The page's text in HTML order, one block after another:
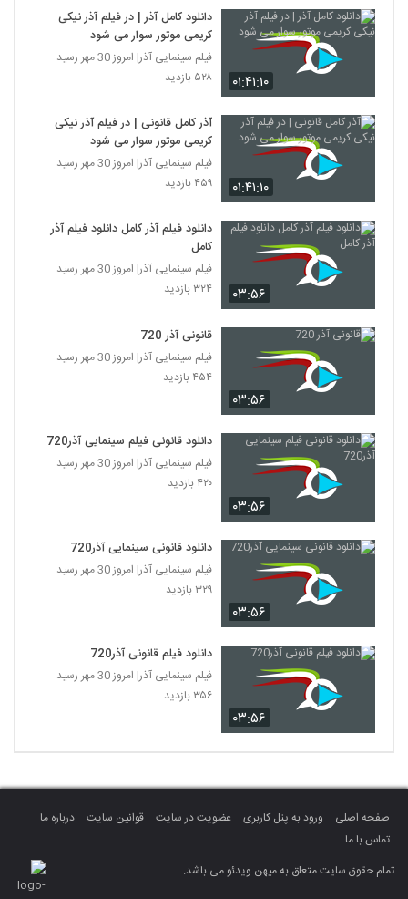
۰۱:۴۱:۱۰
دانلود کامل آذر | در فیلم آذر نیکی
کریمی موتور سوار می شود
فیلم سینمایی آذر| امروز 30 مهر رسید
۵۲۸ بازدید
۰۱:۴۱:۱۰
آذر کامل قانونی | در فیلم آذر نیکی
کریمی موتور سوار می شود
فیلم سینمایی آذر| امروز 30 مهر رسید
۴۵۹ بازدید
۰۳:۵۶
دانلود فیلم آذر کامل دانلود فیلم آذر
کامل
فیلم سینمایی آذر| امروز 30 مهر رسید
۳۲۴ بازدید
۰۳:۵۶
قانونی آذر 720
فیلم سینمایی آذر| امروز 30 مهر رسید
۴۵۴ بازدید
۰۳:۵۶
دانلود قانونی فیلم سینمایی آذر720
فیلم سینمایی آذر| امروز 30 مهر رسید
۴۲۰ بازدید
۰۳:۵۶
دانلود قانونی سینمایی آذر720
فیلم سینمایی آذر| امروز 30 مهر رسید
۳۲۹ بازدید
۰۳:۵۶
دانلود فیلم قانونی آذر720
فیلم سینمایی آذر| امروز 30 مهر رسید
۳۵۶ بازدید
صفحه اصلی ورود به پنل کاربری عضویت در سایت قوانین سایت
درباره ما
تماس با ما
تمام حقوق سایت متعلق به میهن ویدئو می باشد.